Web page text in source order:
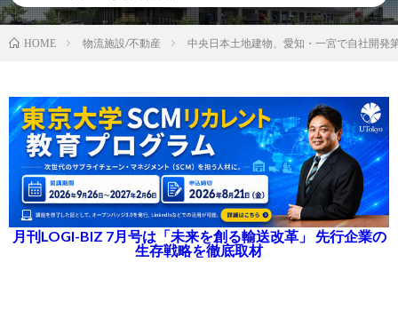
HOME 物流施設/不動産 中央日本土地建物、愛知・一宮で自社開発
月刊LOGI-BIZ 7月号は「未来を創る輸送改革」 先行企業の
生存戦略を徹底取材